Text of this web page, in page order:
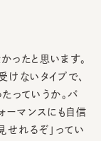
ったと思います。
ないタイプで、
っていうか。バ
ーマンスにも自信
せれるぞ」ってい